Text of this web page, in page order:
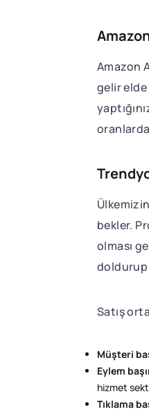
Amazon
gelir
bekler.
olması
doldurup
Satış
Müşteri
Eylem
hizmet
Tıklama